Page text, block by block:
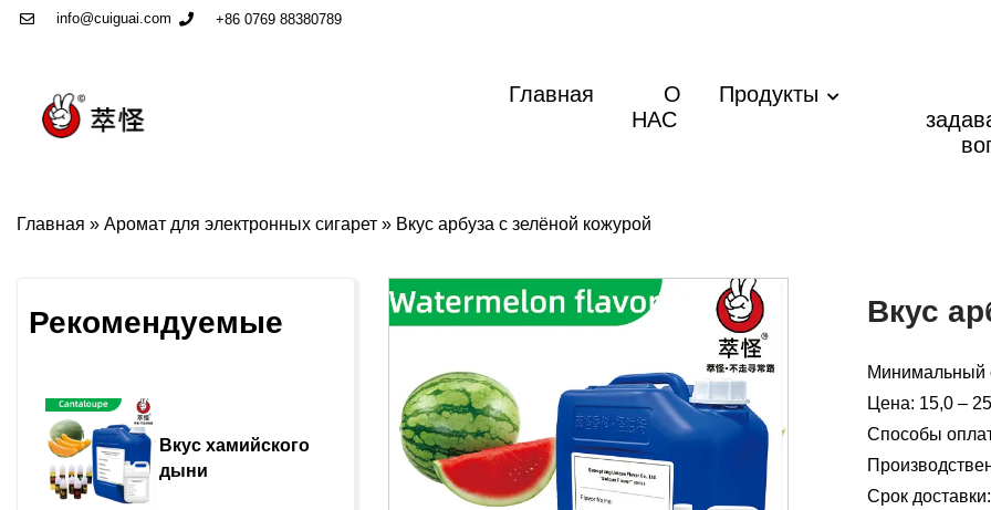
info@cuiguai.com +86 0769 88380789
Главная
О
НАС
Продукты
Главная » Аромат для электронных сигарет » Вкус арбуза с зелёной кожурой
Рекомендуемые
Вкус хамийского
дыни
Вкус
Минимальный
Цена: 15,0 –
Способы
Срок